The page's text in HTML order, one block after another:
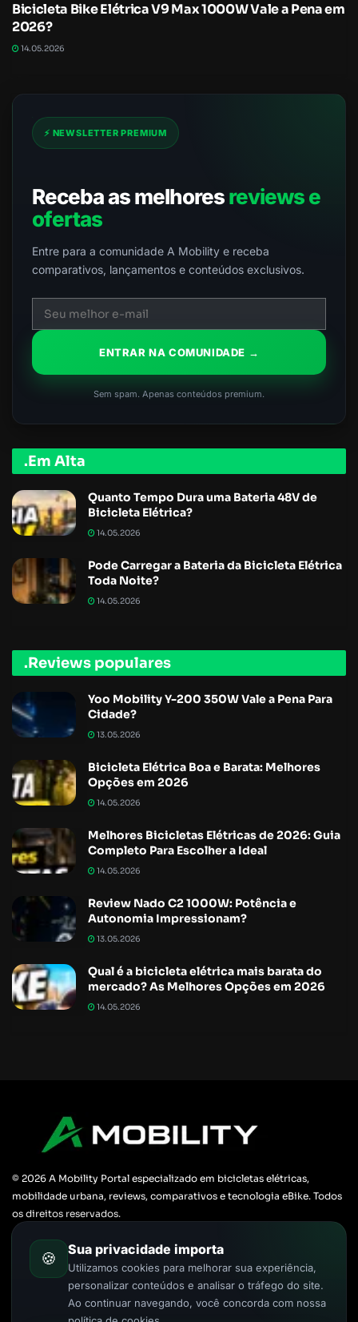
Bicicleta Bike Elétrica V9 Max 1000W Vale a Pena em
2026?
14.05.2026
⚡ NEWSLETTER PREMIUM
Receba as melhoresreviews e
ofertas
Entre para a comunidade A Mobility e receba
comparativos, lançamentos e conteúdos exclusivos.
ENTRAR NA COMUNIDADE →
Sem spam. Apenas conteúdos premium.
.Em Alta
Quanto Tempo Dura uma Bateria 48V de
Bicicleta Elétrica?
14.05.2026
Pode Carregar a Bateria da Bicicleta Elétrica
Toda Noite?
14.05.2026
.Reviews populares
Yoo Mobility Y-200 350W Vale a Pena Para
Cidade?
13.05.2026
Bicicleta Elétrica Boa e Barata: Melhores
Opções em 2026
14.05.2026
Melhores Bicicletas Elétricas de 2026: Guia
Completo Para Escolher a Ideal
14.05.2026
Review Nado C2 1000W: Potência e
Autonomia Impressionam?
13.05.2026
Qual é a bicicleta elétrica mais barata do
mercado? As Melhores Opções em 2026
14.05.2026
© 2026 A Mobility Portal especializado em bicicletas elétricas,
mobilidade urbana, reviews, comparativos e tecnologia eBike. Todos
os direitos reservados.
Links Importantes
Sobre Políticas e Privacidades Contato
🍪 Sua privacidade importa
Utilizamos cookies para melhorar sua experiência,
personalizar conteúdos e analisar o tráfego do site.
Ao continuar navegando, você concorda com nossa